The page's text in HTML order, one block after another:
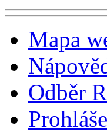
Mapa
Odběr